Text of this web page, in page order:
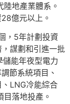
地產業體系。
億元以上。
，5年計劃投資
謀劃和引進一批
能年夜型電力
節系統項目、
LNG冷能綜合
落地投產。